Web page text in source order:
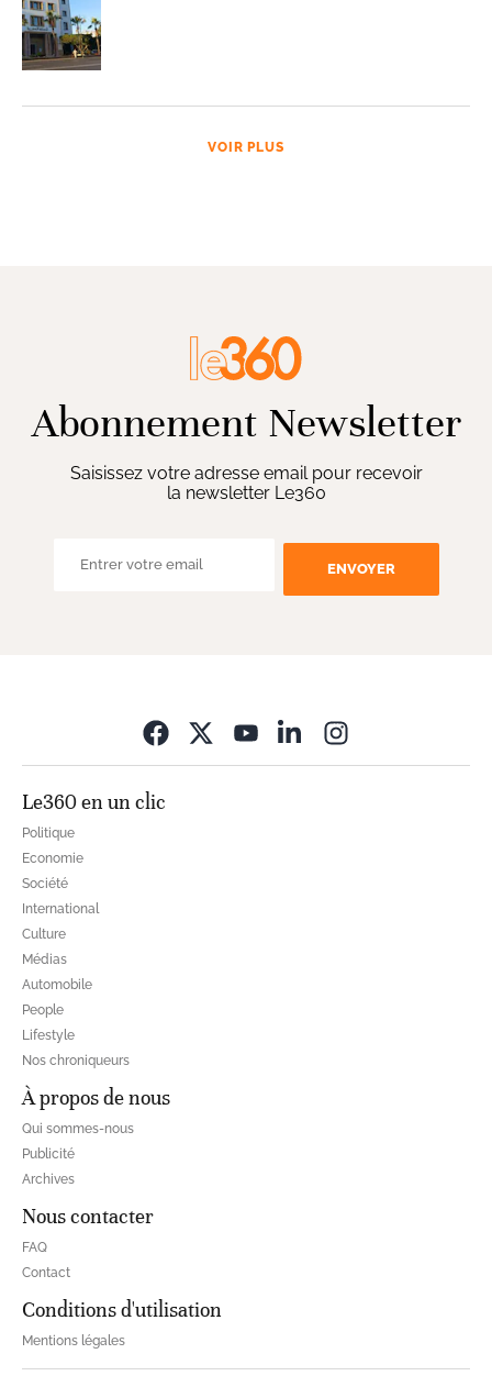
VOIR PLUS
Abonnement Newsletter
Saisissez votre adresse email pour recevoir
la newsletter Le360
ENVOYER
Le360 en un clic
Politique
Economie
Société
International
Culture
Médias
Automobile
People
Lifestyle
Nos chroniqueurs
À propos de nous
Qui sommes-nous
Publicité
Archives
Nous contacter
FAQ
Contact
Conditions d'utilisation
Mentions légales